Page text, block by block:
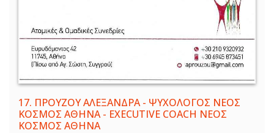
17. ΠΡΟΥΖΟΥ ΑΛΕΞΑΝΔΡΑ - ΨΥΧΟΛΟΓΟΣ ΝΕΟΣ
ΚΟΣΜΟΣ ΑΘΗΝΑ - EXECUTIVE COACH ΝΕΟΣ
ΚΟΣΜΟΣ ΑΘΗΝΑ